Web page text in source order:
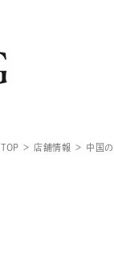
TOP 店舗情報 中国